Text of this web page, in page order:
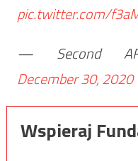
pic.twitter.com/
— Second
December 30, 2020
Wspieraj